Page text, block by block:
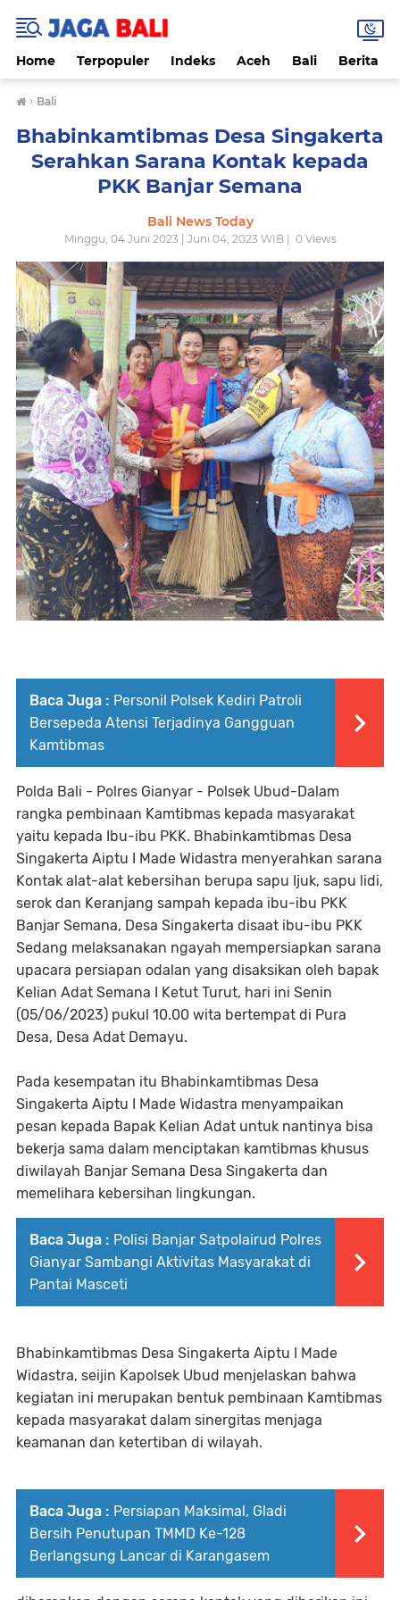
Home Terpopuler Indeks Aceh Bali Berita
› Bali
Bhabinkamtibmas Desa Singakerta
Serahkan Sarana Kontak kepada
PKK Banjar Semana
Bali News Today
Minggu, 04 Juni 2023 | Juni 04, 2023 WIB | 0Views
Baca Juga : Personil Polsek Kediri Patroli
Bersepeda Atensi Terjadinya Gangguan
Kamtibmas
Polda Bali - Polres Gianyar - Polsek Ubud-Dalam
rangka pembinaan Kamtibmas kepada masyarakat
yaitu kepada Ibu-ibu PKK. Bhabinkamtibmas Desa
Singakerta Aiptu I Made Widastra menyerahkan sarana
Kontak alat-alat kebersihan berupa sapu Ijuk, sapu lidi,
serok dan Keranjang sampah kepada ibu-ibu PKK
Banjar Semana, Desa Singakerta disaat ibu-ibu PKK
Sedang melaksanakan ngayah mempersiapkan sarana
upacara persiapan odalan yang disaksikan oleh bapak
Kelian Adat Semana I Ketut Turut, hari ini Senin
(05/06/2023) pukul 10.00 wita bertempat di Pura
Desa, Desa Adat Demayu.
Pada kesempatan itu Bhabinkamtibmas Desa
Singakerta Aiptu I Made Widastra menyampaikan
pesan kepada Bapak Kelian Adat untuk nantinya bisa
bekerja sama dalam menciptakan kamtibmas khusus
diwilayah Banjar Semana Desa Singakerta dan
memelihara kebersihan lingkungan.
Baca Juga : Polisi Banjar Satpolairud Polres
Gianyar Sambangi Aktivitas Masyarakat di
Pantai Masceti
Bhabinkamtibmas Desa Singakerta Aiptu I Made
Widastra, seijin Kapolsek Ubud menjelaskan bahwa
kegiatan ini merupakan bentuk pembinaan Kamtibmas
kepada masyarakat dalam sinergitas menjaga
keamanan dan ketertiban di wilayah.
Baca Juga : Persiapan Maksimal, Gladi
Bersih Penutupan TMMD Ke-128
Berlangsung Lancar di Karangasem